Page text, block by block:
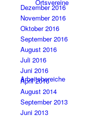
Ortsvereine
Arbeitsbereiche
Dezember 2016
November 2016
Oktober 2016
September 2016
August 2016
Juli 2016
Juni 2016
April 2016
August 2014
September 2013
Juni 2013